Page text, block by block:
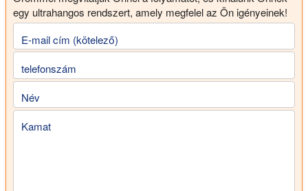
egy ultrahangos rendszert, amely megfelel az Ön igényeinek!
E-mail cím (kötelező)
telefonszám
Név
Kamat